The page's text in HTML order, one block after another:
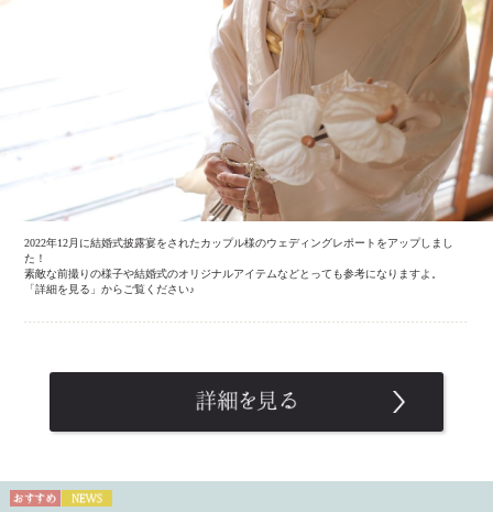
2022年12月に結婚式披露宴をされたカップル様のウェディングレポートをアップしまし
た！
素敵な前撮りの様子や結婚式のオリジナルアイテムなどとっても参考になりますよ。
「詳細を見る」からご覧ください♪